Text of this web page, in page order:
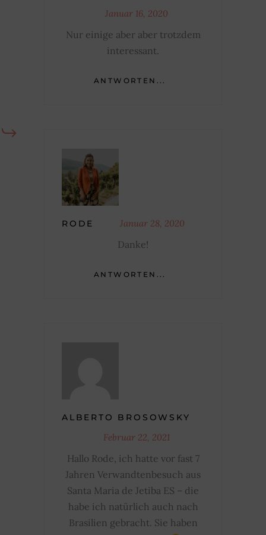
Januar 16, 2020
Nur einige aber aber trotzdem
interessant.
ANTWORTEN...
RODE Januar 28, 2020
Danke!
ANTWORTEN...
ALBERTO BROSOWSKY
Februar 22, 2021
Hallo Rode, ich hatte vor fast 7
Jahren Verwandtenbesuch aus
Santa Maria de Jetiba ES – die
habe ich natürlich auch nach
Brasilien gebracht. Sie haben